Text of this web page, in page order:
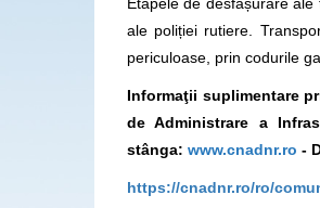
ale poliției rutiere.
periculoase, prin codurile
Informaţii suplimentare
de Administrare a
stânga: www.cnadnr.ro -
https://cnadnr.ro/ro/